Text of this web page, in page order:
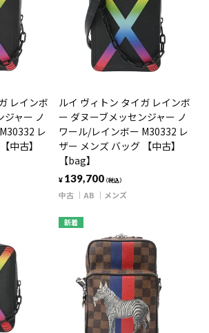
レインボ
ジャー ノ
レ
中古】
ルイ ヴィトン タイガ レインボ
ー ダヌーブメッセンジャー ノ
ワール/レインボー M30332 レ
ザー メンズ バッグ 【中古】
【bag】
¥ 139,700（税込）
中古 AB メンズ
新着